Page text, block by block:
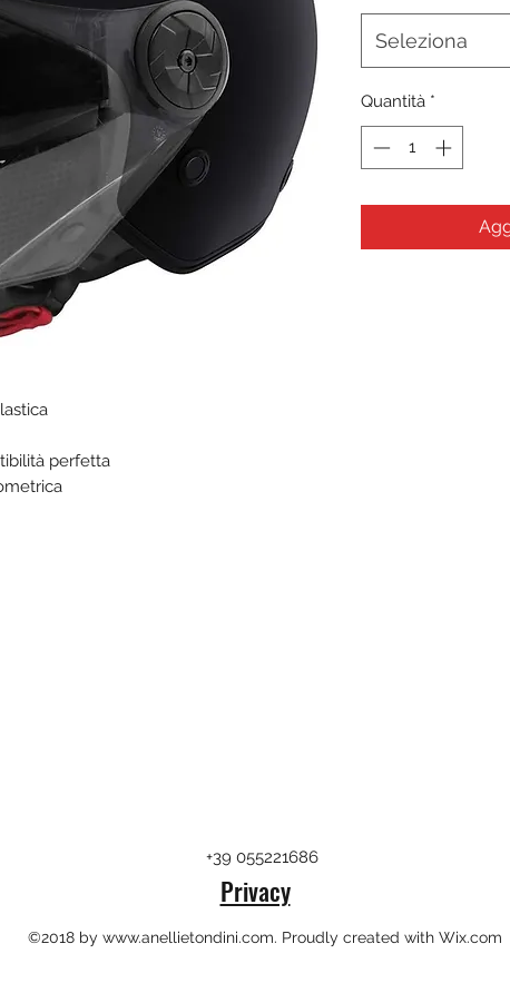
perfetta
Seleziona
Quantità *
+39 055221686
Privacy
©2018 by www.anellietondini.com. Proudly created with Wix.com